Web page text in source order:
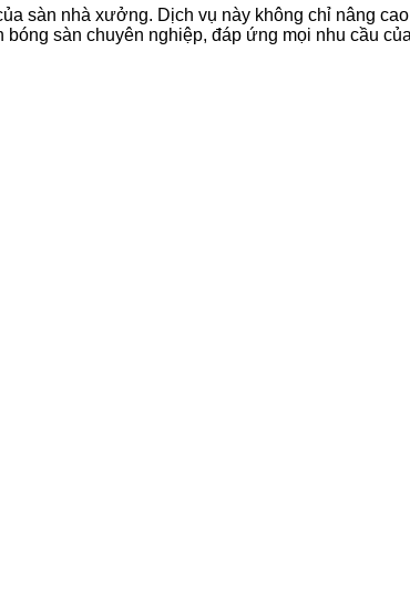
sàn nhà xưởng. Dịch vụ này không chỉ nâng
sàn chuyên nghiệp, đáp ứng mọi nhu cầu